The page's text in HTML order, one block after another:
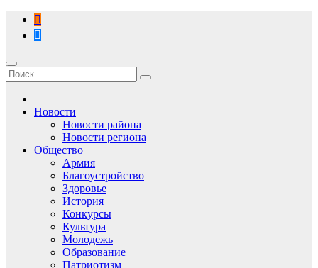
Перейти
содержимому
Новости
Новости района
Новости региона
Общество
Армия
Благоустройство
Здоровье
История
Конкурсы
Культура
Молодежь
Образование
Патриотизм